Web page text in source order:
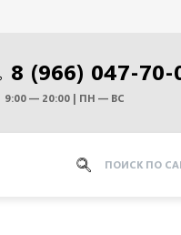
8 (966) 047-70-
9:00 — 20:00 | ПН — ВС